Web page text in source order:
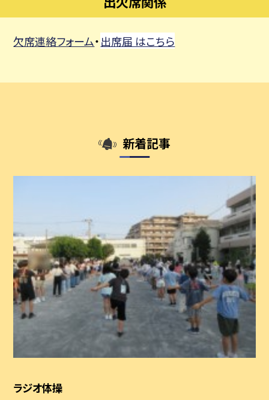
欠席連絡フォーム・出席届 はこちら
新着記事
ラジオ体操